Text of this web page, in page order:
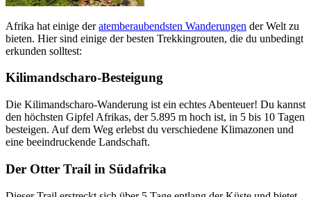
Afrika hat einige deratemberaubendsten Wanderungen der Welt zu
bieten. Hier sind einige der besten Trekkingrouten, die du unbedingt
erkunden solltest:
Kilimandscharo-Besteigung
Die Kilimandscharo-Wanderung ist ein echtes Abenteuer! Du kannst
den höchsten Gipfel Afrikas, der 5.895 m hoch ist, in 5 bis 10 Tagen
besteigen. Auf dem Weg erlebst du verschiedene Klimazonen und
eine beeindruckende Landschaft.
Der Otter Trail in Südafrika